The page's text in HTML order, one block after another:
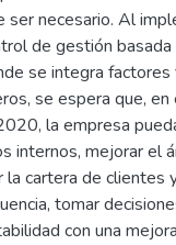
ser necesario. Al
de gestión basada
se integra factores
se espera que, en
la empresa
internos, mejorar el
la cartera de clientes
tomar
con una